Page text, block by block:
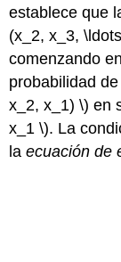
establece que
(x_2, x_3,
comenzando
probabilidad
x_2, x_1) \) en
x_1 \). La
laecuación de